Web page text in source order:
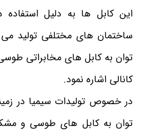
این کابل ها به دلیل
ساختمان های مختلفی تولید
توان به کابل های مخابراتی
کانالی اشاره نمود.
در خصوص تولیدات سیمیا در